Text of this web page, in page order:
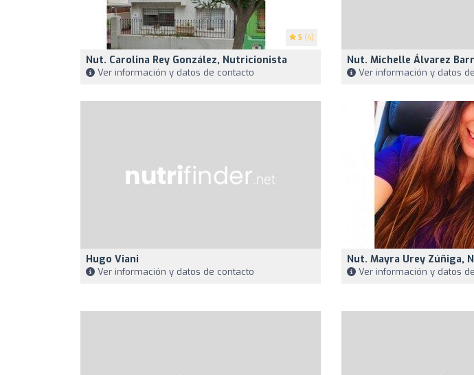
5 (4)
Nut. Carolina Rey González, Nutricionista
Ver información y datos de contacto
Nut. Michelle Álvarez
Ver información y datos
Hugo Viani
Ver información y datos de contacto
Nut. Mayra Urey Zúñiga,
Ver información y datos